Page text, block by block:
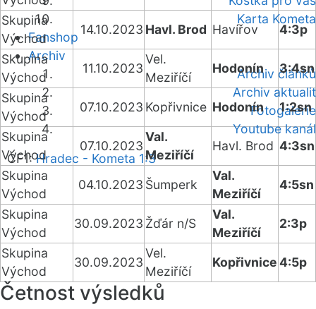
Karta Kometa
Fanshop
Archiv
Archiv článků
Archiv aktualit
Fotogalerie
Youtube kanál
ČF1:Hradec - Kometa 1:3
Skupina
Východ
14.10.2023 Havl. Brod Havířov
4:3p
Skupina
Východ
11.10.2023
Vel.
Meziříčí
Hodonín
3:4sn
Skupina
Východ
07.10.2023 Kopřivnice Hodonín
1:2sn
Skupina
Východ
07.10.2023
Val.
Meziříčí
Havl. Brod 4:3sn
Skupina
Východ
04.10.2023 Šumperk
Val.
Meziříčí
4:5sn
Skupina
Východ
30.09.2023 Žďár n/S
Val.
Meziříčí
2:3p
Skupina
Východ
30.09.2023
Vel.
Meziříčí
Kopřivnice4:5p
Četnost výsledků